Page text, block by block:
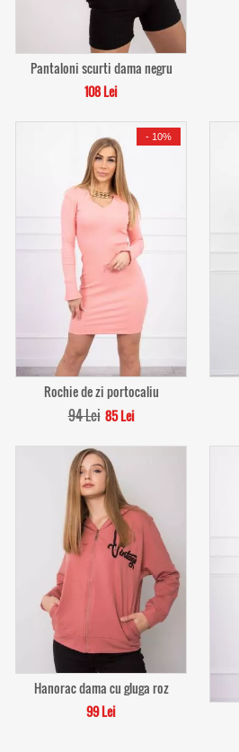
Pantaloni scurti dama negru
108 Lei
- 10%
Rochie de zi portocaliu
94 Lei 85 Lei
Hanorac dama cu gluga roz
99 Lei